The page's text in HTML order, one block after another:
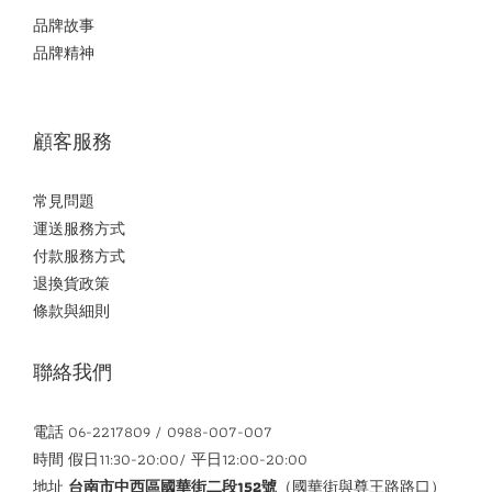
品牌故事
品牌精神
顧客服務
常見問題
運送服務方式
付款服務方式
退換貨政策
條款與細則
聯絡我們
電話 06-2217809 / 0988-007-007
時間 假日11:30-20:00/ 平日12:00-20:00
地址 台南市中西區國華街二段152號 （國華街與尊王路路口）